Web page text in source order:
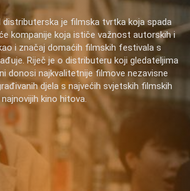
distributerska je filmska tvrtka koja spada
kompanije koja ističe važnost autorskih i
i značaj domaćih filmskih festivala s
Riječ je o distributeru koji gledateljima
donosi najkvalitetnije filmove nezavisne
djela s najvećih svjetskih filmskih
kino hitova.